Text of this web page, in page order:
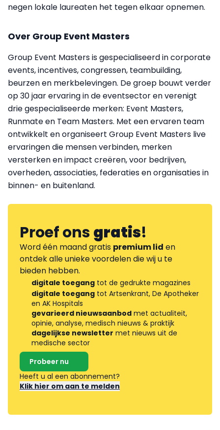
negen lokale laureaten het tegen elkaar opnemen.
Over Group Event Masters
Group Event Masters is gespecialiseerd in corporate
events, incentives, congressen, teambuilding,
beurzen en merkbelevingen. De groep bouwt verder
op 30 jaar ervaring in de eventsector en verenigt
drie gespecialiseerde merken: Event Masters,
Runmate en Team Masters. Met een ervaren team
ontwikkelt en organiseert Group Event Masters live
ervaringen die mensen verbinden, merken
versterken en impact creëren, voor bedrijven,
overheden, associaties, federaties en organisaties in
binnen- en buitenland.
Proef onsgratis!
Word één maand gratis premium lid en
ontdek alle unieke voordelen die wij u te
bieden hebben.
digitale toegang tot de gedrukte magazines
digitale toegang tot Artsenkrant, De Apotheker
en AK Hospitals
gevarieerd nieuwsaanbod met actualiteit,
opinie, analyse, medisch nieuws & praktijk
dagelijkse newsletter met nieuws uit de
medische sector
Probeer nu
Heeft u al een abonnement?
Klik hier om aan te melden